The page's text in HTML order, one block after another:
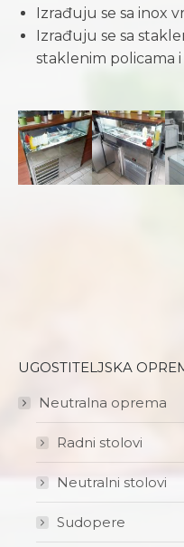
Izrađuju se sa inox
Izrađuju se sa
staklenim policama
UGOSTITELJSKA
Neutralna oprema
Radni stolovi
Neutralni stolovi
Sudopere